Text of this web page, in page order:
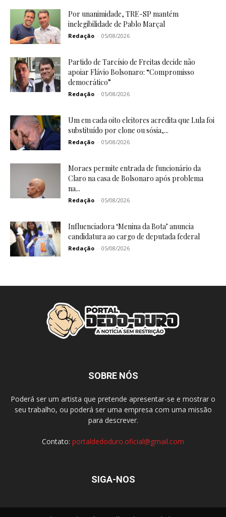
Por unanimidade, TRE-SP mantém
inelegibilidade de Pablo Marçal
Redação - 05/08/2026
Partido de Tarcísio de Freitas decide não
apoiar Flávio Bolsonaro: “Compromisso
democrático”
Redação - 05/08/2026
Um em cada oito eleitores acredita que Lula foi
substituído por clone ou sósia,...
Redação - 05/08/2026
Moraes permite entrada de funcionário da
Claro na casa de Bolsonaro após problema
na...
Redação - 05/08/2026
Influenciadora ‘Menina da Bota’ anuncia
candidatura ao cargo de deputada federal
Redação - 05/08/2026
SOBRE NÓS
Poderá ser um artista que pretende apresentar-se e mostrar o
seu trabalho, ou poderá ser uma empresa com uma missão
para descrever.
Contato: portaldedoduro.oficial@gmail.com
SIGA-NOS